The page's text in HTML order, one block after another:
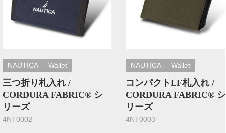
NAUTICA Wallet
三つ折り札入れ /
CORDURA FABRIC® シ
リーズ
4NT0002
NAUTICA Wallet
コンパクトLF札入れ /
CORDURA FABRIC® シ
リーズ
4NT0003